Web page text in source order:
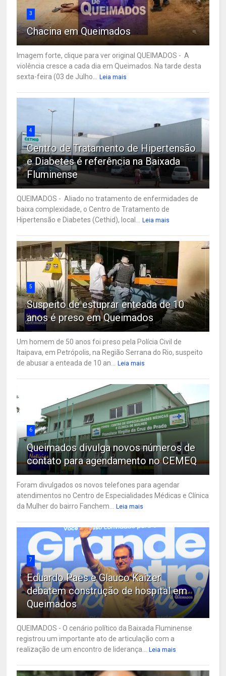
3
Chacina em Queimados
Imagem forte, clique para ver original QUEIMADOS - A
violência cresce a cada dia em Queimados. Na tarde desta
sexta-feira (03 de Julho...
Leia mais
4
Centro de Tratamento de Hipertensão
e Diabetes é referência na Baixada
Fluminense
QUEIMADOS - Aliado no tratamento de enfermidades de
baixa complexidade, o Centro de Tratamento de
Hipertensão e Diabetes (Cethid), local...
Leia mais
5
Suspeito de estuprar enteada de 10
anos é preso em Queimados
Um homem de 50 anos foi preso pela Polícia Civil de
Itaipava, em Petrópolis, na Região Serrana do Rio, suspeito
de abusar a enteada de 10 an...
Leia mais
6
Queimados divulga novos números de
contato para agendamento no CEMEQ
Foram divulgados os novos telefones para agendar
atendimentos no Centro de Especialidades Médicas e Clínica
da Mulher do bairro Fanchem...
Leia mais
7
Eduardo Paes e Glauco Kaizer
debatem construção de hospital em
Queimados
QUEIMADOS - O cenário político da Baixada Fluminense
registrou um importante ato de articulação com a
realização de um encontro de liderança...
Leia mais